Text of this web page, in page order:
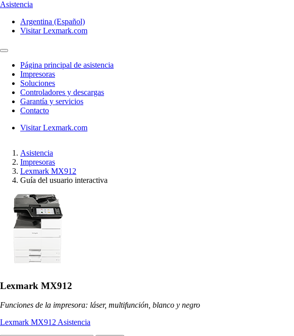
Asistencia
Argentina (Español)
Visitar Lexmark.com
Página principal de asistencia
Impresoras
Soluciones
Controladores y descargas
Garantía y servicios
Contacto
Visitar Lexmark.com
Asistencia
Impresoras
Lexmark MX912
Guía del usuario interactiva
Lexmark MX912
Funciones de la impresora: láser, multifunción, blanco y negro
Lexmark MX912 Asistencia